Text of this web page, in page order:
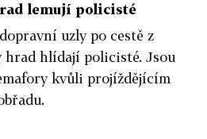
lemují policisté
uzly po cestě z
hrad hlídají policisté. Jsou
kvůli projíždějícím